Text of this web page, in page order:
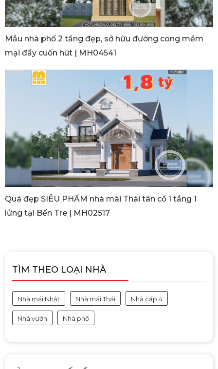
Mẫu nhà phố 2 tầng đẹp, sở hữu đường cong mềm
mại đầy cuốn hút | MH04541
Quá đẹp SIÊU PHẨM nhà mái Thái tân cổ 1 tầng 1
lửng tại Bến Tre | MH02517
TÌM THEO LOẠI NHÀ
Nhà mái Nhật Nhà mái Thái Nhà cấp 4
Nhà vườn Nhà phố